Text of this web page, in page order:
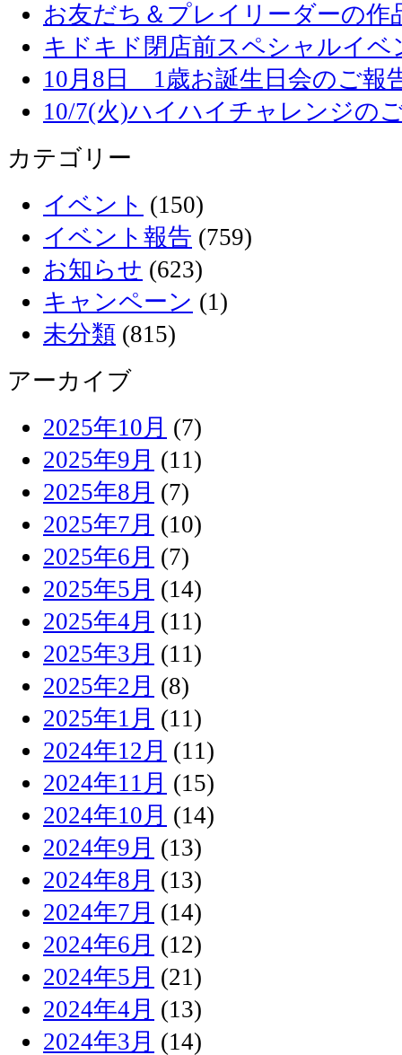
お友だち＆プレイリーダーの作
キドキド閉店前スペシャルイベ
10月8日 1歳お誕生日会のご報
10/7(火)ハイハイチャレンジの
カテゴリー
イベント (150)
イベント報告 (759)
お知らせ (623)
キャンペーン (1)
未分類 (815)
アーカイブ
2025年10月 (7)
2025年9月 (11)
2025年8月 (7)
2025年7月 (10)
2025年6月 (7)
2025年5月 (14)
2025年4月 (11)
2025年3月 (11)
2025年2月 (8)
2025年1月 (11)
2024年12月 (11)
2024年11月 (15)
2024年10月 (14)
2024年9月 (13)
2024年8月 (13)
2024年7月 (14)
2024年6月 (12)
2024年5月 (21)
2024年4月 (13)
2024年3月 (14)